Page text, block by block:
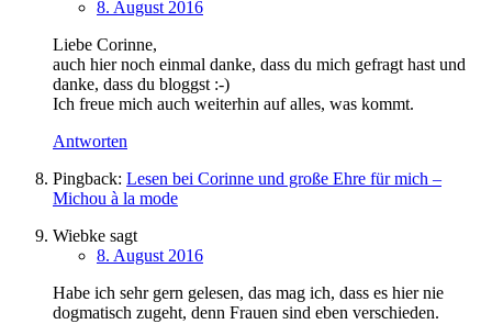
8. August 2016
Liebe Corinne,
auch hier noch einmal danke, dass du mich gefragt hast und
danke, dass du bloggst :-)
Ich freue mich auch weiterhin auf alles, was kommt.
Antworten
Pingback: Lesen bei Corinne und große Ehre für mich –
Michou à la mode
Wiebke sagt
8. August 2016
Habe ich sehr gern gelesen, das mag ich, dass es hier nie
dogmatisch zugeht, denn Frauen sind eben verschieden.